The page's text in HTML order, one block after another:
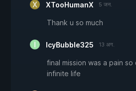
XTooHumanX 5 जन.
Thank u so much
IcyBubble325 13 अग.
final mission was a pain
infinite life